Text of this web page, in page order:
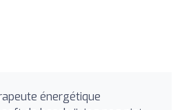
énergétique